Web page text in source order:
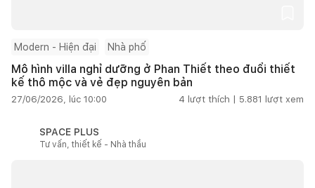
Modern - Hiện đại Nhà phố
Mô hình villa nghỉ dưỡng ở Phan Thiết theo đuổi thiết
kế thô mộc và vẻ đẹp nguyên bản
27/06/2026, lúc 10:00 4 lượt thích | 5.881 lượt xem
SPACE PLUS
Tư vấn, thiết kế - Nhà thầu